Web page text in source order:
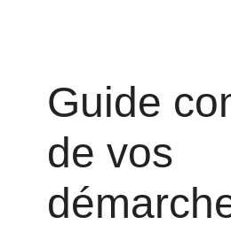
Guide
de vos